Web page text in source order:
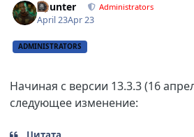
Gaunter Administrators
April 23Apr 23
ADMINISTRATORS
Начиная с версии 13.3.3 (16
следующее изменение: